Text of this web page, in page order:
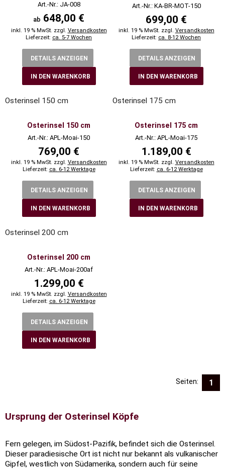
Art.-Nr.: JA-008
ab 648,00 €
inkl. 19 % MwSt. zzgl. Versandkosten
Lieferzeit: ca. 5-7 Wochen
DETAILS ANZEIGEN
IN DEN WARENKORB
Art.-Nr.: KA-BR-MOT-150
699,00 €
inkl. 19 % MwSt. zzgl. Versandkosten
Lieferzeit: ca. 8-12 Wochen
DETAILS ANZEIGEN
IN DEN WARENKORB
Osterinsel 150 cm
Osterinsel 150 cm
Art.-Nr.: APL-Moai-150
769,00 €
inkl. 19 % MwSt. zzgl. Versandkosten
Lieferzeit: ca. 6-12 Werktage
DETAILS ANZEIGEN
IN DEN WARENKORB
Osterinsel 175 cm
Osterinsel 175 cm
Art.-Nr.: APL-Moai-175
1.189,00 €
inkl. 19 % MwSt. zzgl. Versandkosten
Lieferzeit: ca. 6-12 Werktage
DETAILS ANZEIGEN
IN DEN WARENKORB
Osterinsel 200 cm
Osterinsel 200 cm
Art.-Nr.: APL-Moai-200af
1.299,00 €
inkl. 19 % MwSt. zzgl. Versandkosten
Lieferzeit: ca. 6-12 Werktage
DETAILS ANZEIGEN
IN DEN WARENKORB
Seiten: 1
Ursprung der Osterinsel Köpfe
Fern gelegen, im Südost-Pazifik, befindet sich die Osterinsel.
Dieser paradiesische Ort ist nicht nur bekannt als vulkanischer
Gipfel, westlich von Südamerika, sondern auch für seine